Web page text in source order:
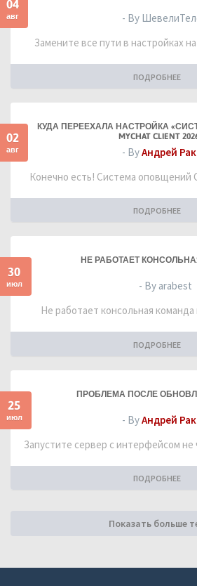
04
авг
- By
Замените все пути в настройках
ПОДРОБНЕЕ
02
авг
КУДА ПЕРЕЕХАЛА НАСТРОЙКА
MYCHAT CLIENT
- ByАндрей
Конечно есть! Система
ПОДРОБНЕЕ
30
июл
НЕ РАБОТАЕТ
- By arabest
Не работает консольная
ПОДРОБНЕЕ
25
июл
ПРОБЛЕМА ПОСЛЕ
- ByАндрей
Запустите сервер с интерфейсом
ПОДРОБНЕЕ
Показать больше